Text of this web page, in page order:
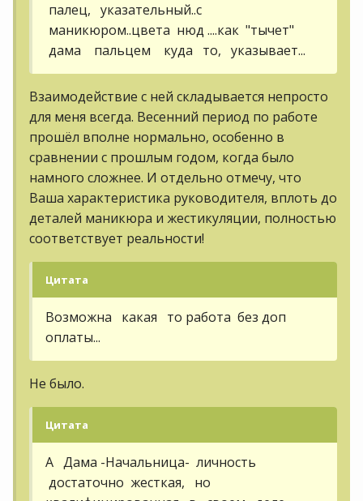
палец, указательный..с
маникюром..цвета нюд ....как "тычет"
дама пальцем куда то, указывает...
Взаимодействие с ней складывается непросто
для меня всегда. Весенний период по работе
прошёл вполне нормально, особенно в
сравнении с прошлым годом, когда было
намного сложнее. И отдельно отмечу, что
Ваша характеристика руководителя, вплоть до
деталей маникюра и жестикуляции, полностью
соответствует реальности!
Цитата
Возможна какая то работа без доп
оплаты...
Не было.
Цитата
А Дама -Начальница- личность
достаточно жесткая, но